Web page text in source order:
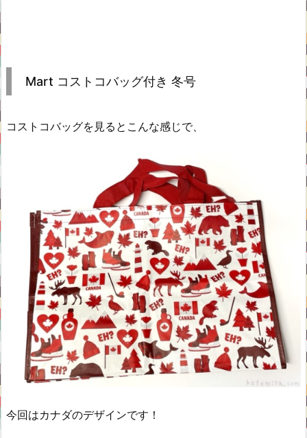
Mart コストコバッグ付き 冬号
コストコバッグを見るとこんな感じで、
今回はカナダのデザインです！